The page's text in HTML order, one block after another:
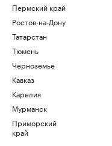
Пермский край
Ростов-на-Дону
Татарстан
Тюмень
Черноземье
Кавказ
Карелия
Мурманск
Приморский
край